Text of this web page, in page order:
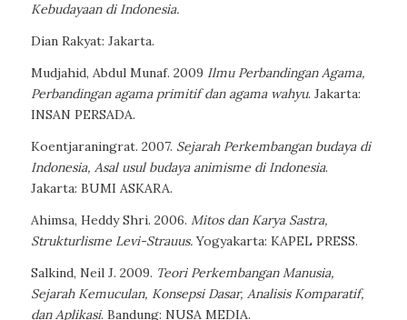
Kebudayaan di Indonesia.
Dian Rakyat: Jakarta.
Mudjahid, Abdul Munaf. 2009 Ilmu Perbandingan Agama,
Perbandingan agama primitif dan agama wahyu. Jakarta:
INSAN PERSADA.
Koentjaraningrat. 2007. Sejarah Perkembangan budaya di
Indonesia, Asal usul budaya animisme di Indonesia.
Jakarta: BUMI ASKARA.
Ahimsa, Heddy Shri. 2006. Mitos dan Karya Sastra,
Strukturlisme Levi-Strauus. Yogyakarta: KAPEL PRESS.
Salkind, Neil J. 2009. Teori Perkembangan Manusia,
Sejarah Kemuculan, Konsepsi Dasar, Analisis Komparatif,
dan Aplikasi. Bandung: NUSA MEDIA.